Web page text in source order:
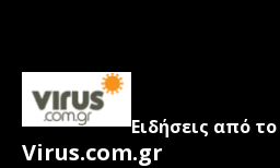
Ειδήσεις από το
Virus.com.gr